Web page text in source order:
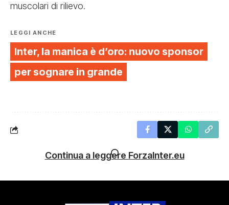
muscolari di rilievo.
LEGGI ANCHE
Inter, la manica è d’oro: nuovo sponsor
per sognare in grande
Continua a leggere ForzaInter.eu